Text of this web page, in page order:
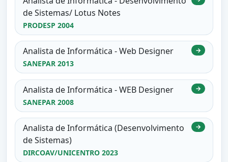
de Sistemas/ Lotus Notes
PRODESP 2004
Analista de Informática - Web Designer
SANEPAR 2013
→
Analista de Informática - WEB Designer
SANEPAR 2008
→
Analista de Informática (Desenvolvimento
de Sistemas)
DIRCOAV/UNICENTRO 2023
→